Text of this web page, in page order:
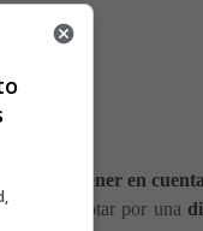
sin tener en
hora de optar por una